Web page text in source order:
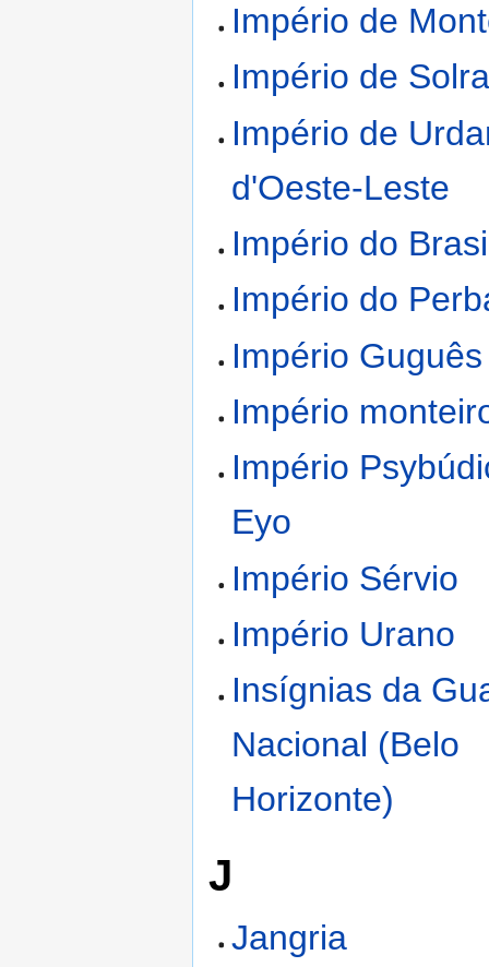
Império de
Império de
Império de
d'Oeste-Leste
Império do
Império do
Império Guguês
Império
Império
Eyo
Império Sérvio
Império Urano
Insígnias da
Nacional (Belo
Horizonte)
J
Jangria